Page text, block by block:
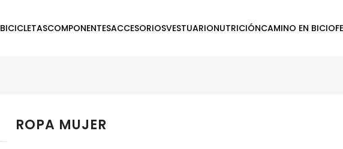
BICICLETASCOMPONENTESACCESORIOSVESTUARIONUTRICIÓNCAMINO EN BICI
ROPA MUJER